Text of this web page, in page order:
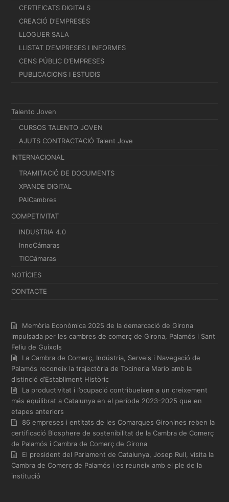
CERTIFICATS DIGITALS
CREACIÓ D’EMPRESES
LLOGUER SALA
LLISTAT D’EMPRESES I INFORMES
CENS PÚBLIC D’EMPRESES
PUBLICACIONS I ESTUDIS
Talento Joven
CURSOS TALENTO JOVEN
AJUTS CONTRACTACIÓ Talent Jove
INTERNACIONAL
TRAMITACIÓ DE DOCUMENTS
XPANDE DIGITAL
PAICambres
COMPETIVITAT
INDUSTRIA 4.0
InnoCámaras
TICCámaras
NOTÍCIES
CONTACTE
Memòria Econòmica 2025 de la demarcació de Girona
impulsada per les cambres de comerç de Girona, Palamós i Sant
Feliu de Guíxols
La Cambra de Comerç, Indústria, Serveis i Navegació de
Palamós reconeix la trajectòria de Tocineria Mario amb la
distinció d’Establiment Històric
La productivitat i l’ocupació contribueixen a un creixement
més equilibrat a Catalunya en el període 2023-2025 que en
etapes anteriors
86 empreses i entitats de les Comarques Gironines reben la
certificació Biosphere de sostenibilitat de la Cambra de Comerç
de Palamós i Cambra de Comerç de Girona
El president del Parlament de Catalunya, Josep Rull, visita la
Cambra de Comerç de Palamós i es reuneix amb el ple de la
institució